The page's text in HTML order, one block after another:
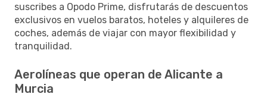
suscribes a Opodo Prime, disfrutarás de descuentos
exclusivos en vuelos baratos, hoteles y alquileres de
coches, además de viajar con mayor flexibilidad y
tranquilidad.
Aerolíneas que operan de Alicante a
Murcia